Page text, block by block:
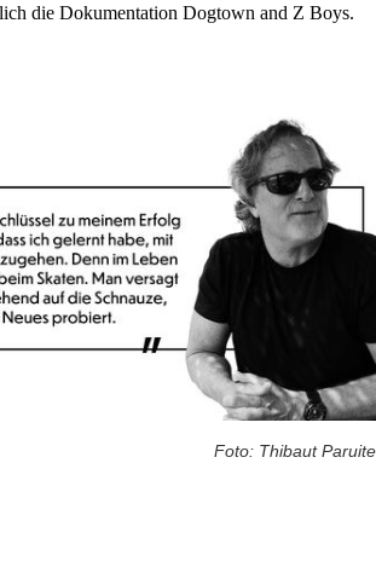
die Dokumentation Dogtown and Z Boys.
Foto: Thibaut Paruite